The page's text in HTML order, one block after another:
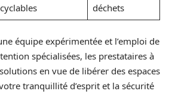
déchets
équipe expérimentée et l’emploi de
spécialisées, les prestataires à
en vue de libérer des espaces
tranquillité d’esprit et la sécurité